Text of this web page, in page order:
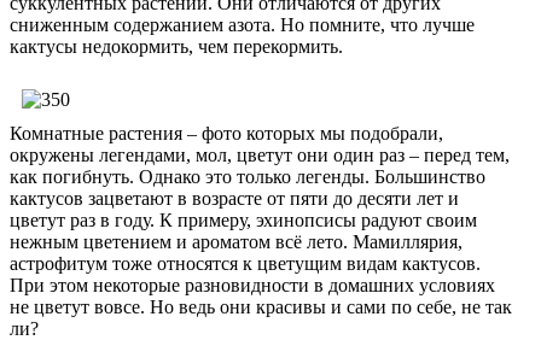
сниженным содержанием азота. Но помните, что лучше
кактусы недокормить, чем перекормить.
Комнатные растения – фото которых мы подобрали,
окружены легендами, мол, цветут они один раз – перед тем,
как погибнуть. Однако это только легенды. Большинство
кактусов зацветают в возрасте от пяти до десяти лет и
цветут раз в году. К примеру, эхинопсисы радуют своим
нежным цветением и ароматом всё лето. Мамиллярия,
астрофитум тоже относятся к цветущим видам кактусов.
При этом некоторые разновидности в домашних условиях
не цветут вовсе. Но ведь они красивы и сами по себе, не так
ли?